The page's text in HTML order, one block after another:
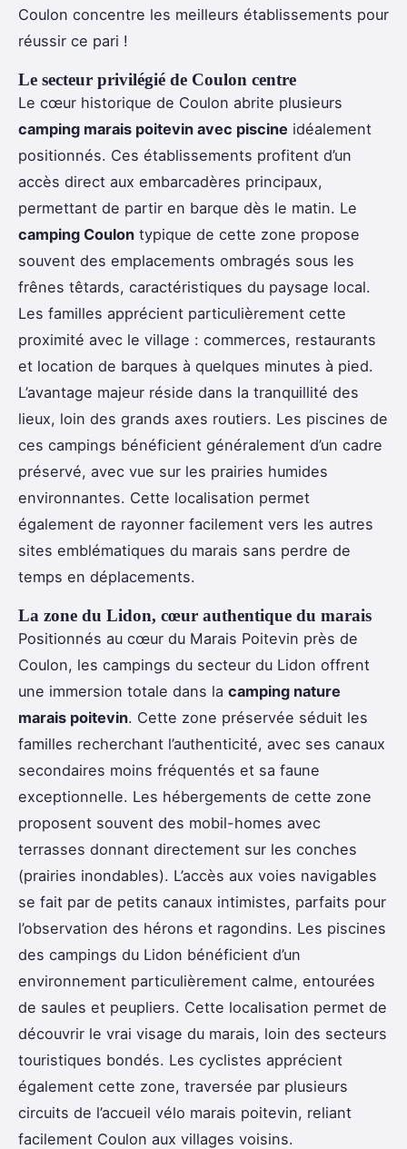
Coulon concentre les meilleurs établissements pour
réussir ce pari !
Le secteur privilégié de Coulon centre
Le cœur historique de Coulon abrite plusieurs
camping marais poitevin avec piscine idéalement
positionnés. Ces établissements profitent d’un
accès direct aux embarcadères principaux,
permettant de partir en barque dès le matin. Le
camping Coulon typique de cette zone propose
souvent des emplacements ombragés sous les
frênes têtards, caractéristiques du paysage local.
Les familles apprécient particulièrement cette
proximité avec le village : commerces, restaurants
et location de barques à quelques minutes à pied.
L’avantage majeur réside dans la tranquillité des
lieux, loin des grands axes routiers. Les piscines de
ces campings bénéficient généralement d’un cadre
préservé, avec vue sur les prairies humides
environnantes. Cette localisation permet
également de rayonner facilement vers les autres
sites emblématiques du marais sans perdre de
temps en déplacements.
La zone du Lidon, cœur authentique du marais
Positionnés au cœur du Marais Poitevin près de
Coulon, les campings du secteur du Lidon offrent
une immersion totale dans la camping nature
marais poitevin. Cette zone préservée séduit les
familles recherchant l’authenticité, avec ses canaux
secondaires moins fréquentés et sa faune
exceptionnelle. Les hébergements de cette zone
proposent souvent des mobil-homes avec
terrasses donnant directement sur les conches
(prairies inondables). L’accès aux voies navigables
se fait par de petits canaux intimistes, parfaits pour
l’observation des hérons et ragondins. Les piscines
des campings du Lidon bénéficient d’un
environnement particulièrement calme, entourées
de saules et peupliers. Cette localisation permet de
découvrir le vrai visage du marais, loin des secteurs
touristiques bondés. Les cyclistes apprécient
également cette zone, traversée par plusieurs
circuits de l’accueil vélo marais poitevin, reliant
facilement Coulon aux villages voisins.